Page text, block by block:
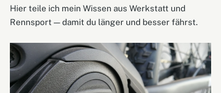
Hier teile ich mein Wissen aus Werkstatt und
Rennsport — damit du länger und besser fährst.